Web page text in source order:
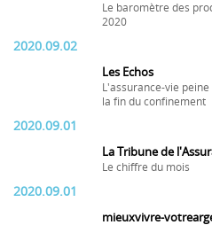
Le baromètre des
2020
2020.09.02
Les Echos
L'assurance-vie
la fin du confinement
2020.09.01
La Tribune de
Le chiffre du mois
2020.09.01
mieuxvivre-